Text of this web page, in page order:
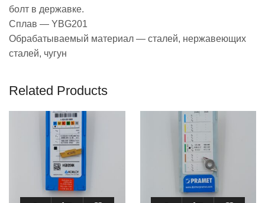
болт в державке.
Сплав — YBG201
Обрабатываемый материал — сталей, нержавеющих
сталей, чугун
Related Products